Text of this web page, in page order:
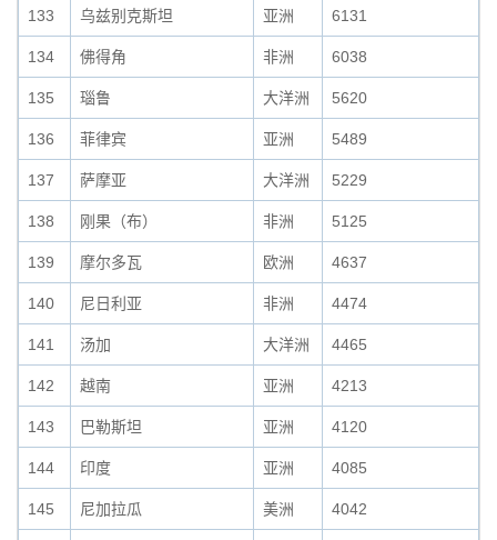
133 乌兹别克斯坦 亚洲 6131
134 佛得角 非洲 6038
135 瑙鲁 大洋洲 5620
136 菲律宾 亚洲 5489
137 萨摩亚 大洋洲 5229
138 刚果（布） 非洲 5125
139 摩尔多瓦 欧洲 4637
140 尼日利亚 非洲 4474
141 汤加 大洋洲 4465
142 越南 亚洲 4213
143 巴勒斯坦 亚洲 4120
144 印度 亚洲 4085
145 尼加拉瓜 美洲 4042